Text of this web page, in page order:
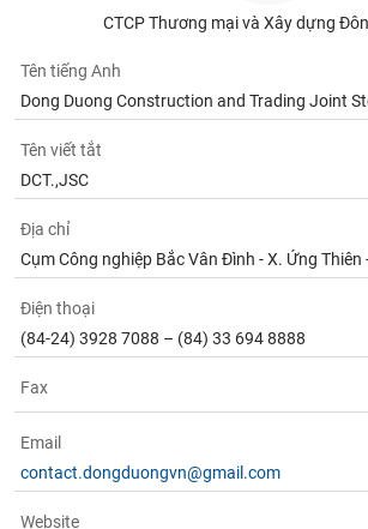
CTCP Thương mại và Xây dựng
Tên tiếng Anh
Dong Duong Construction and Trading Joint
Tên viết tắt
DCT.,JSC
Địa chỉ
Cụm Công nghiệp Bắc Vân Đình - X. Ứng Thiên
Điện thoại
(84-24) 3928 7088 – (84) 33 694 8888
Fax
Email
contact.dongduongvn@gmail.com
Website